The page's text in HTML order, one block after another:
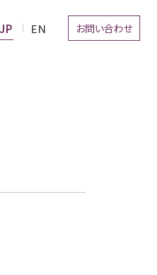
お問い合わせ